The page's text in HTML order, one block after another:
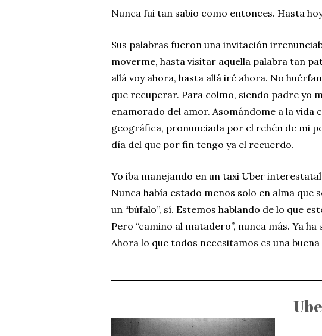
Nunca fui tan sabio como entonces. Hasta
Sus palabras fueron una invitación
moverme, hasta visitar aquella palabra tan
allá voy ahora, hasta allá iré ahora. No
que recuperar. Para colmo, siendo padre yo
enamorado del amor. Asomándome a la vida
geográfica, pronunciada por el rehén de mi
día del que por fin tengo ya el recuerdo.
Yo iba manejando en un taxi Uber
Nunca había estado menos solo en alma que
un “búfalo”, sí. Estemos hablando de lo que
Pero “camino al matadero”, nunca más. Ya
Ahora lo que todos necesitamos es una